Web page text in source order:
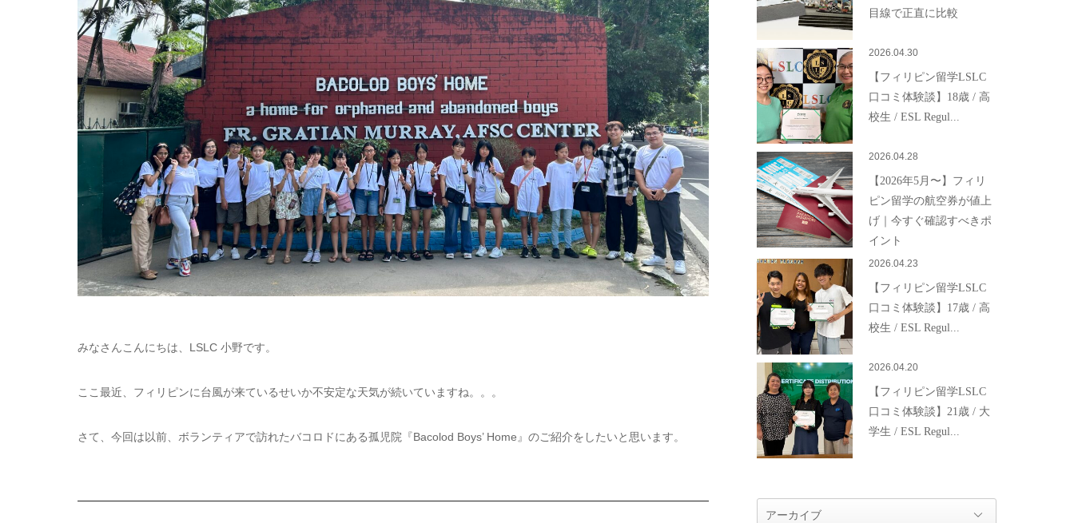
みなさんこんにちは、LSLC 小野です。
ここ最近、フィリピンに台風が来ているせいか不安定な天気が続いていますね。。。
さて、今回は以前、ボランティアで訪れたバコロドにある孤児院『Bacolod Boys’ Home』のご紹介をしたいと思います。
目線で正直に比較
2026.04.30
【フィリピン留学LSLC
口コミ体験談】18歳 / 高
校生 / ESL Regul...
2026.04.28
【2026年5月〜】フィリ
ピン留学の航空券が値上
げ｜今すぐ確認すべきポ
イント
2026.04.23
【フィリピン留学LSLC
口コミ体験談】17歳 / 高
校生 / ESL Regul...
2026.04.20
【フィリピン留学LSLC
口コミ体験談】21歳 / 大
学生 / ESL Regul...